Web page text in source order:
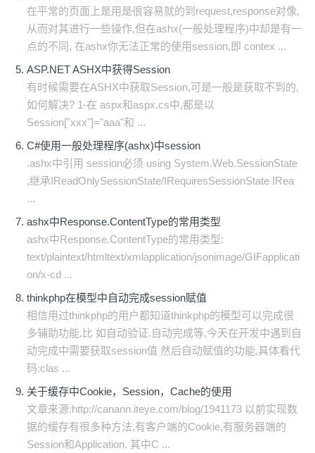
在平常的页面上是用是很容易就的到request,response对像,
从而对其进行一些操作,但在ashx(一般处理程序)中却是有一
点的不同, 在ashx你无法正常的使用session,即 contex ...
ASP.NET ASHX中获得Session
有时候需要在ASHX中获取Session,可是一般是获取不到的,
如何解决? 1-在 aspx和aspx.cs中,都是以
Session["xxx"]="aaa"和 ...
C#使用一般处理程序(ashx)中session
.ashx中引用 session必须 using System.Web.SessionState
,继承IReadOnlySessionState/IRequiresSessionState IRea
...
ashx中Response.ContentType的常用类型
ashx中Response.ContentType的常用类型:
text/plaintext/htmltext/xmlapplication/jsonimage/GIFapplicati
on/x-cd ...
thinkphp在模型中自动完成session赋值
相信用过thinkphp的用户都知道thinkphp的模型可以完成很
多辅助功能,比 如自动验证.自动完成等,今天在开发中遇到自
动完成中需要获取session值 然后自动赋值的功能,具体看代
码:clas ...
关于缓存中Cookie，Session，Cache的使用
文章来源:http://canann.iteye.com/blog/1941173 以前实现数
据的缓存有很多种方法,有客户端的Cookie,有服务器端的
Session和Application. 其中C ...